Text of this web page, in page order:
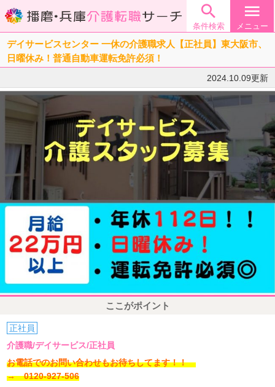

条件検索
menu
メニュー
デイサービスセンター 一休の介護職求人【正社員】東大阪市、
日曜休み！普通自動車運転免許必須！
2024.10.09更新
ここがポイント
正社員
介護職/デイサービス/正社員
お電話でのお問い合わせもお待ちしてます！！
→ 0120-927-506